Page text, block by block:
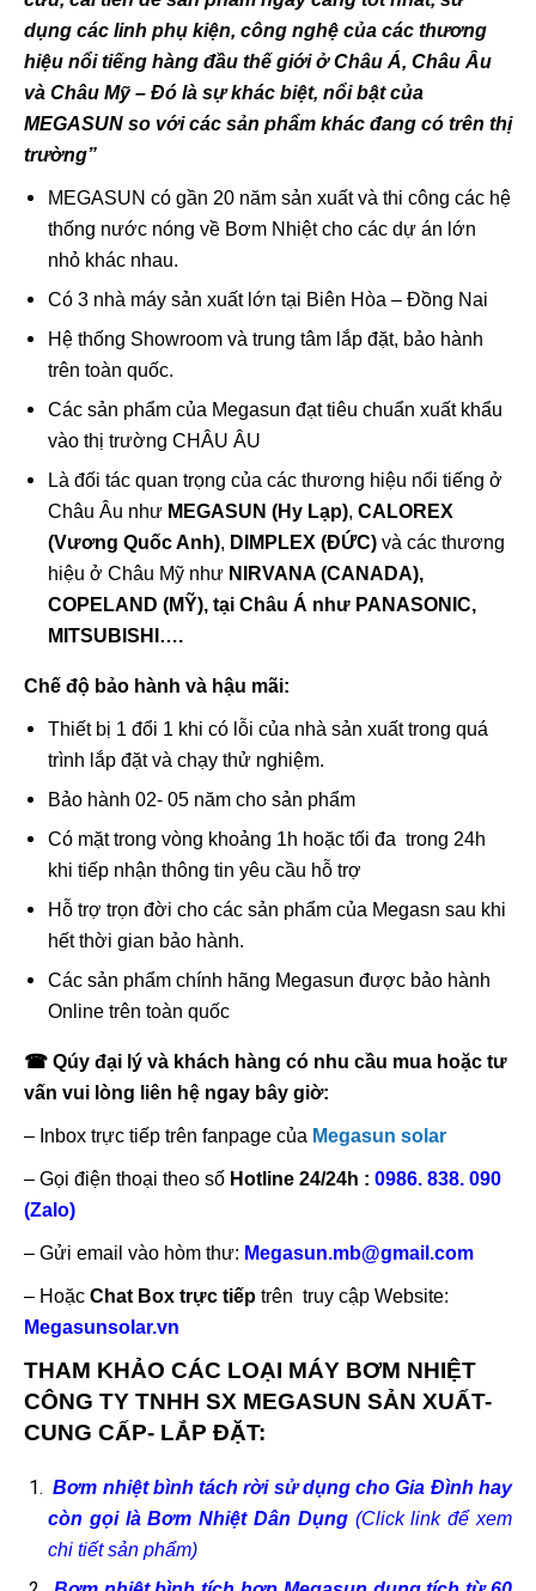
dụng các linh phụ kiện, công nghệ của các thương
hiệu nổi tiếng hàng đầu thế giới ở Châu Á, Châu Âu
và Châu Mỹ – Đó là sự khác biệt, nổi bật của
MEGASUN so với các sản phẩm khác đang có trên thị
trường”
MEGASUN có gần 20 năm sản xuất và thi công các hệ
thống nước nóng về Bơm Nhiệt cho các dự án lớn
nhỏ khác nhau.
Có 3 nhà máy sản xuất lớn tại Biên Hòa – Đồng Nai
Hệ thống Showroom và trung tâm lắp đặt, bảo hành
trên toàn quốc.
Các sản phẩm của Megasun đạt tiêu chuẩn xuất khẩu
vào thị trường CHÂU ÂU
Là đối tác quan trọng của các thương hiệu nổi tiếng ở
Châu Âu như MEGASUN (Hy Lạp), CALOREX
(Vương Quốc Anh), DIMPLEX (ĐỨC) và các thương
hiệu ở Châu Mỹ như NIRVANA (CANADA),
COPELAND (MỸ), tại Châu Á như PANASONIC,
MITSUBISHI….
Chế độ bảo hành và hậu mãi:
Thiết bị 1 đổi 1 khi có lỗi của nhà sản xuất trong quá
trình lắp đặt và chạy thử nghiệm.
Bảo hành 02- 05 năm cho sản phẩm
Có mặt trong vòng khoảng 1h hoặc tối đa trong 24h
khi tiếp nhận thông tin yêu cầu hỗ trợ
Hỗ trợ trọn đời cho các sản phẩm của Megasn sau khi
hết thời gian bảo hành.
Các sản phẩm chính hãng Megasun được bảo hành
Online trên toàn quốc
☎ Qúy đại lý và khách hàng có nhu cầu mua hoặc tư
vấn vui lòng liên hệ ngay bây giờ:
– Inbox trực tiếp trên fanpage của Megasun solar
– Gọi điện thoại theo số Hotline 24/24h : 0986. 838. 090
(Zalo)
– Gửi email vào hòm thư: Megasun.mb@gmail.com
– Hoặc Chat Box trực tiếp trên truy cập Website:
Megasunsolar.vn
THAM KHẢO CÁC LOẠI MÁY BƠM NHIỆT
CÔNG TY TNHH SX MEGASUN SẢN XUẤT-
CUNG CẤP- LẮP ĐẶT:
Bơm nhiệt bình tách rời sử dụng cho Gia Đình hay
còn gọi là Bơm Nhiệt Dân Dụng (Click link để xem
chi tiết sản phẩm)